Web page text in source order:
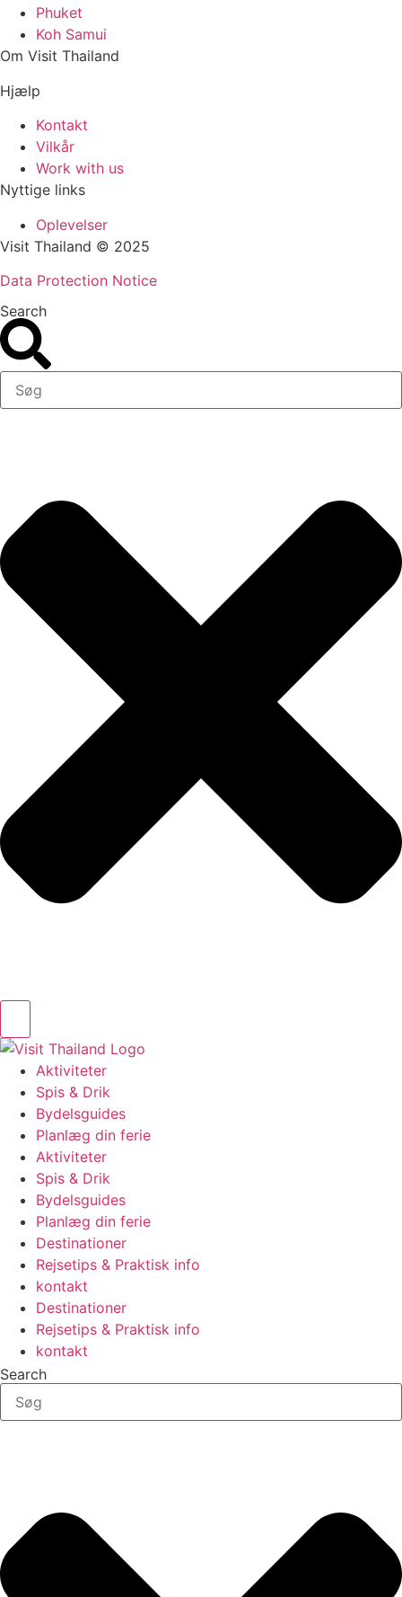
Phuket
Koh Samui
Om Visit Thailand
Hjælp
Kontakt
Vilkår
Work with us
Nyttige links
Oplevelser
Visit Thailand © 2025
Data Protection Notice
Search
Aktiviteter
Spis & Drik
Bydelsguides
Planlæg din ferie
Aktiviteter
Spis & Drik
Bydelsguides
Planlæg din ferie
Destinationer
Rejsetips & Praktisk info
kontakt
Destinationer
Rejsetips & Praktisk info
kontakt
Search